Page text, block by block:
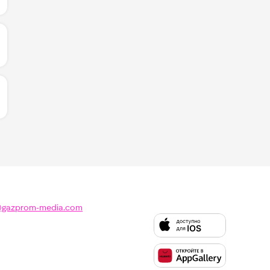
ЛАЙКОВ ЗА "НОЧИ НАПРОЛЁТ - PIZZA,
ЛАЙКОВ ЗА "TAKE ME THERE - DA TI":
media.com